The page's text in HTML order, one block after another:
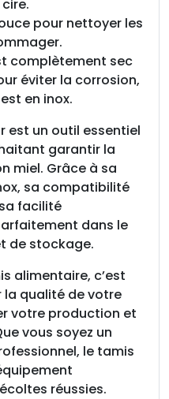
pour nettoyer les
complètement sec
éviter la corrosion,
en inox.
est un outil essentiel
garantir la
miel. Grâce à sa
sa compatibilité
facilité
dans le
de stockage.
alimentaire, c’est
la qualité de votre
votre production et
vous soyez un
le tamis
réussies.